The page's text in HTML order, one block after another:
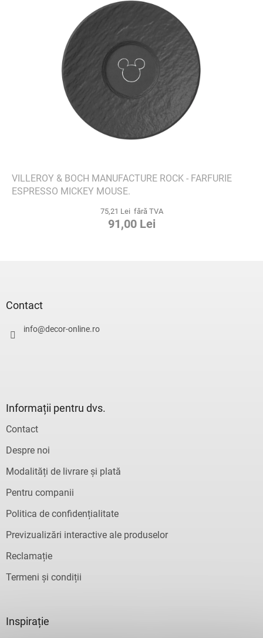
VILLEROY & BOCH MANUFACTURE ROCK - FARFURIE
ESPRESSO MICKEY MOUSE.
75,21 Lei fără TVA
91,00 Lei
Contact
info@decor-online.ro
Informații pentru dvs.
Contact
Despre noi
Modalități de livrare și plată
Pentru companii
Politica de confidențialitate
Previzualizări interactive ale produselor
Reclamație
Termeni și condiții
Inspirație